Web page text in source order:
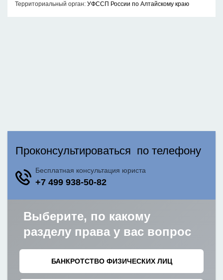
Территориальный орган: УФССП России по Алтайскому краю